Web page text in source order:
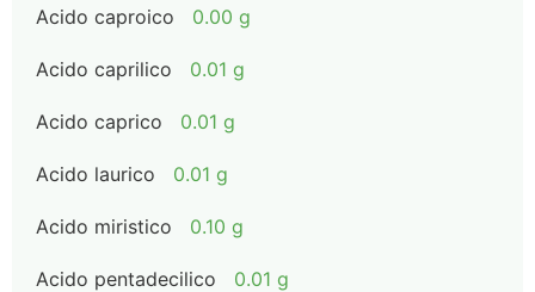
Acido caproico 0.00 g
Acido caprilico 0.01 g
Acido caprico 0.01 g
Acido laurico 0.01 g
Acido miristico 0.10 g
Acido pentadecilico 0.01 g